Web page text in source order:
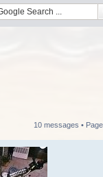
avancée
10 messages • Page